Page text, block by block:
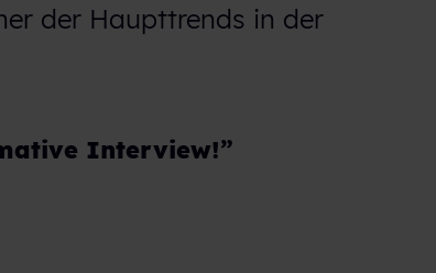
der Haupttrends in der
Interview!”